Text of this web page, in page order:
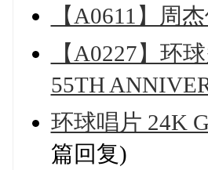
【A0611】周
【A0227】环
55TH
环球唱片 24K
篇回复)